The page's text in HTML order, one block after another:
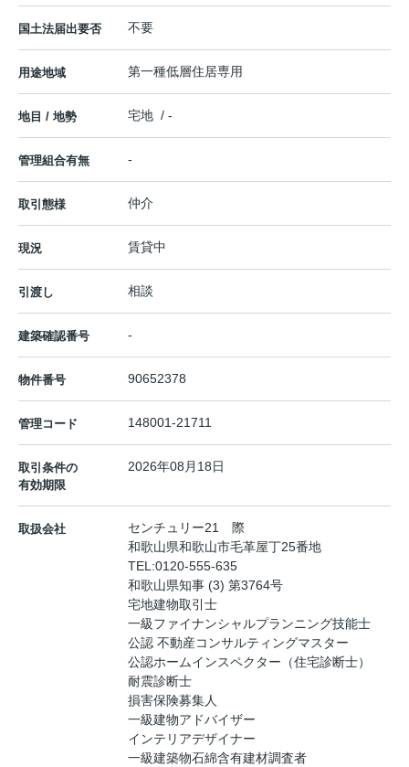
国土法届出要否 不要
用途地域 第一種低層住居専用
地目 / 地勢 宅地 / -
管理組合有無 -
取引態様 仲介
現況 賃貸中
引渡し 相談
建築確認番号 -
物件番号 90652378
管理コード 148001-21711
取引条件の
有効期限
2026年08月18日
取扱会社
センチュリー21 際
和歌山県和歌山市毛革屋丁25番地
TEL:0120-555-635
和歌山県知事 (3) 第3764号
宅地建物取引士
一級ファイナンシャルプランニング技能士
公認 不動産コンサルティングマスター
公認ホームインスペクター（住宅診断士）
耐震診断士
損害保険募集人
一級建物アドバイザー
インテリアデザイナー
一級建築物石綿含有建材調査者